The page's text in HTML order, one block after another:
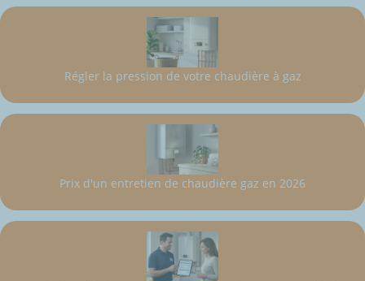
Régler la pression de votre chaudière à gaz
Prix d'un entretien de chaudière gaz en 2026